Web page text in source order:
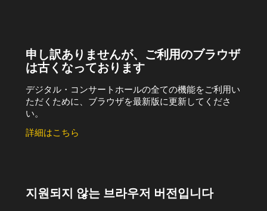
申し訳ありませんが、ご利用のブラウザ
は古くなっております
デジタル・コンサートホールの全ての機能をご利用い
ただくために、ブラウザを最新版に更新してくださ
い。
詳細はこちら
지원되지 않는 브라우저 버전입니다